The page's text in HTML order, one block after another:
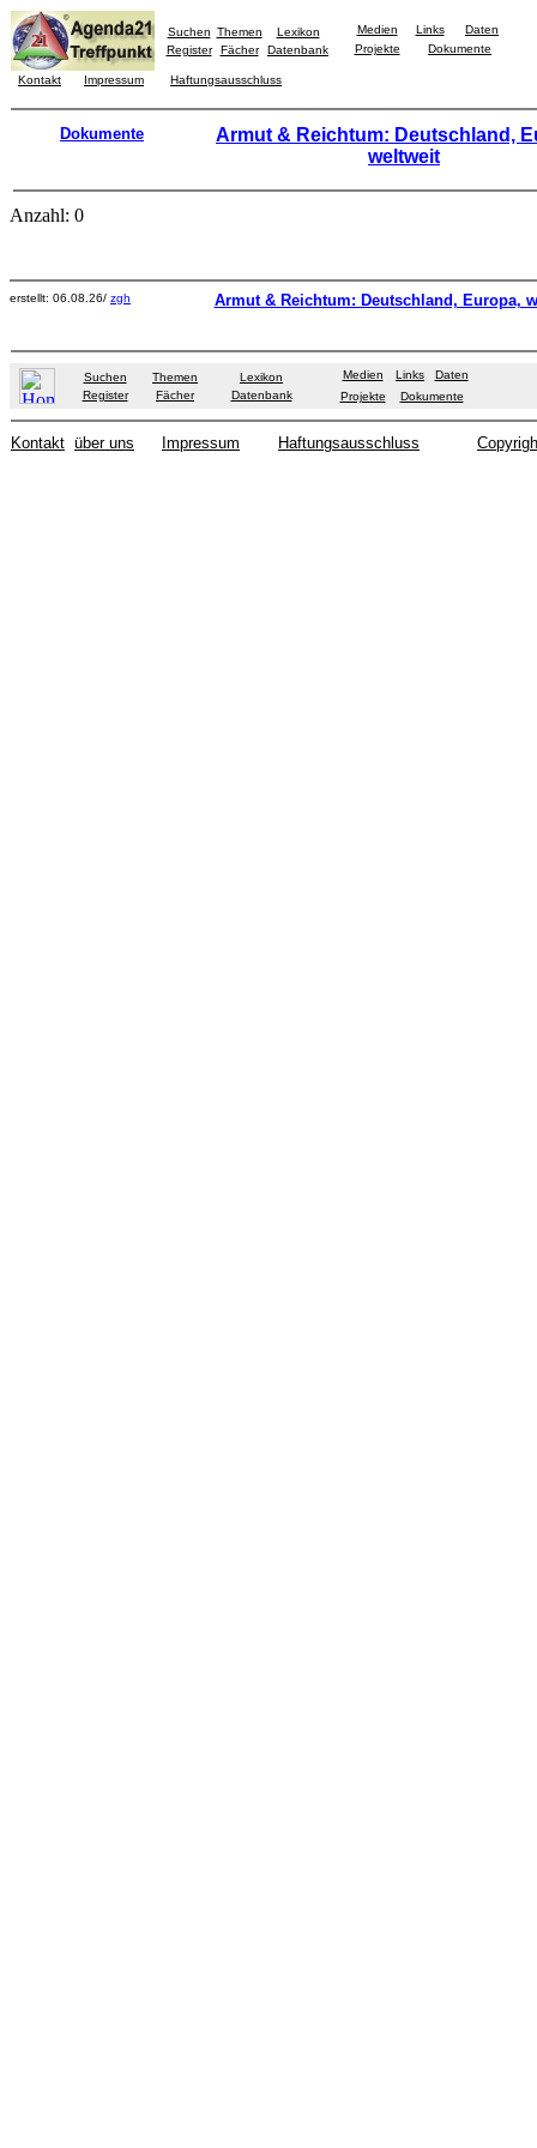
Suchen Themen
Lexikon
Register
Fächer Datenbank
Medien Links
Daten
Projekte
Dokumente
Kontakt Impressum Haftungsausschluss
Dokumente
Armut & Reichtum: Deutschland,
weltweit
Anzahl: 0
erstellt: 06.08.26/ zgh Armut & Reichtum: Deutschland, Europa,
Suchen Themen
Lexikon
Register
Fächer Datenbank
Medien Links
Daten
Projekte
Dokumente
Kontakt über uns Impressum Haftungsausschluss